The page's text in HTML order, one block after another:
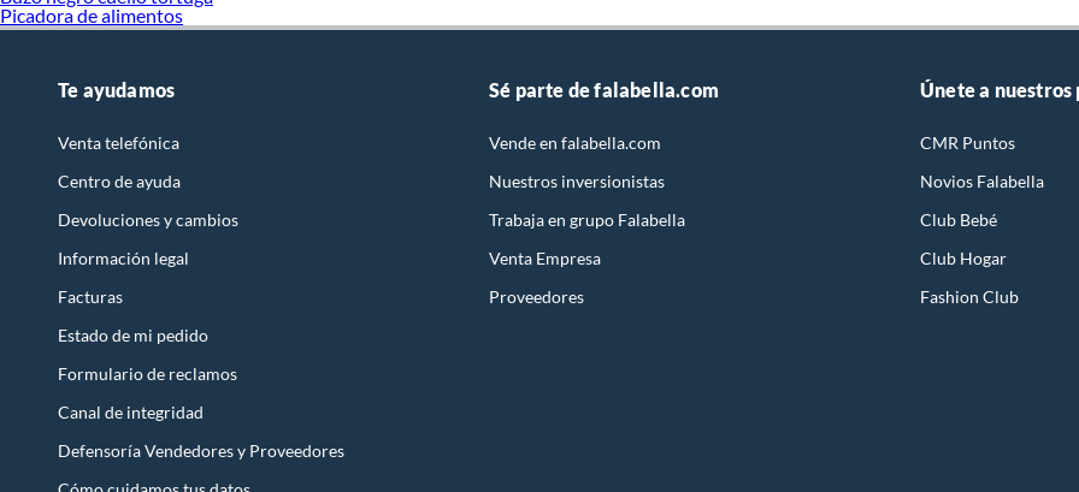
Picadora de alimentos
Te ayudamos
Venta telefónica
Centro de ayuda
Devoluciones y cambios
Información legal
Facturas
Estado de mi pedido
Formulario de reclamos
Canal de integridad
Defensoría Vendedores y Proveedores
Sé parte de falabella.com
Vende en falabella.com
Nuestros inversionistas
Trabaja en grupo Falabella
Venta Empresa
Proveedores
Únete a nuestros
CMR Puntos
Novios Falabella
Club Bebé
Club Hogar
Fashion Club